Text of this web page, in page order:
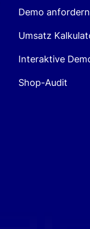
Demo anfordern
Umsatz
Interaktive
Shop-Audit